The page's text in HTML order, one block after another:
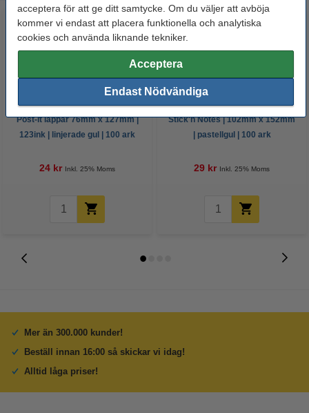
acceptera för att ge ditt samtycke. Om du väljer att avböja
kommer vi endast att placera funktionella och analytiska
cookies och använda liknande tekniker.
Acceptera
Endast Nödvändiga
Post-it lappar 76mm x 127mm |
123ink | linjerade gul | 100 ark
24 kr Inkl. 25% Moms
Stick'n Notes | 102mm x 152mm
| pastellgul | 100 ark
29 kr Inkl. 25% Moms
Mer än 300.000 kunder!
Beställ innan 16:00 så skickar vi idag!
Alltid låga priser!